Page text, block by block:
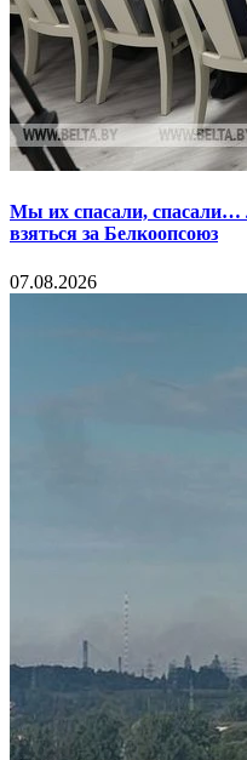
Мы их спасали, спасали…
взяться за Белкоопсоюз
07.08.2026